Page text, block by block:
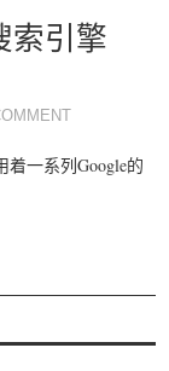
索引擎
着一系列Google的